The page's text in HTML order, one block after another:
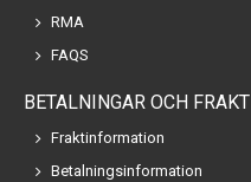
RMA
FAQS
BETALNINGAR OCH FRAKT
Fraktinformation
Betalningsinformation